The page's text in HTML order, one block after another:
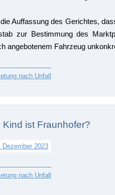
Auffassung des Gerichtes,
zur Bestimmung des
angebotenem Fahrzeug
nach Unfall
ist Fraunhofer?
Dezember 2023
nach Unfall